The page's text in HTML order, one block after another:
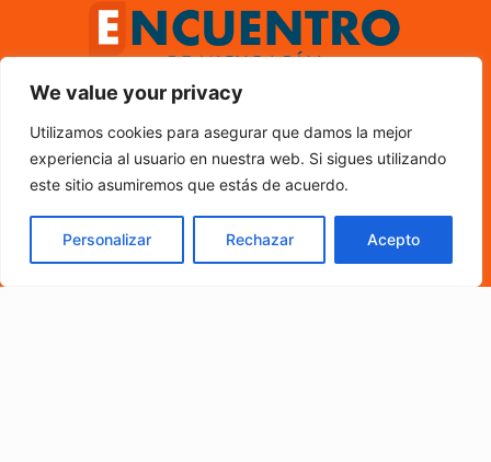
We value your privacy
Utilizamos cookies para asegurar que damos la mejor
experiencia al usuario en nuestra web. Si sigues utilizando
este sitio asumiremos que estás de acuerdo.
Personalizar Rechazar Acepto
SOBRE NOSOTROS
PURUÁNDIRO SOLICITALO WhatsAPP 4433778501 Oficina: